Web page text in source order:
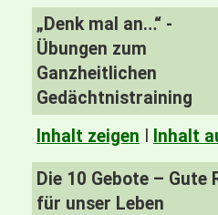
„Denk mal an…“ -
Übungen zum
Ganzheitlichen
Gedächtnistraining
Inhalt zeigen Inhalt
Die 10 Gebote – Gute
für unser Leben